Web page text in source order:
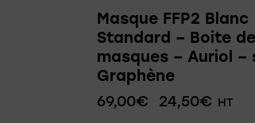
Masque FFP2 Blanc
Standard – Boite
masques – Auriol –
Graphène
69,00€ 24,50€ HT